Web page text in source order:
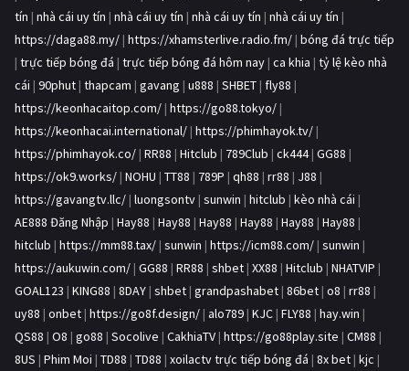
tín | nhà cái uy tín | nhà cái uy tín | nhà cái uy tín | nhà cái uy tín |
https://daga88.my/ | https://xhamsterlive.radio.fm/ | bóng đá trực tiếp
| trực tiếp bóng đá | trực tiếp bóng đá hôm nay | ca khia | tỷ lệ kèo nhà
cái | 90phut | thapcam | gavang | u888 | SHBET | fly88 |
https://keonhacaitop.com/ | https://go88.tokyo/ |
https://keonhacai.international/ | https://phimhayok.tv/ |
https://phimhayok.co/ | RR88 | Hitclub | 789Club | ck444| GG88 |
https://ok9.works/ | NOHU | TT88 | 789P | qh88 | rr88 | J88 |
https://gavangtv.llc/ | luongsontv | sunwin | hitclub | kèo nhà cái |
AE888 Đăng Nhập | Hay88 | Hay88 | Hay88 | Hay88 | Hay88 | Hay88 |
hitclub | https://mm88.tax/ | sunwin | https://icm88.com/ | sunwin |
https://aukuwin.com/ | GG88 | RR88 | shbet | XX88 | Hitclub | NHATVIP |
GOAL123 | KING88 | 8DAY | shbet | grandpashabet | 86bet | o8 | rr88 |
uy88 | onbet | https://go8f.design/ | alo789 | KJC | FLY88 | hay.win |
QS88 | O8 | go88 | Socolive | CakhiaTV | https://go88play.site | CM88 |
8US | Phim Moi | TD88 | TD88 | xoilactv trực tiếp bóng đá | 8x bet | kjc |